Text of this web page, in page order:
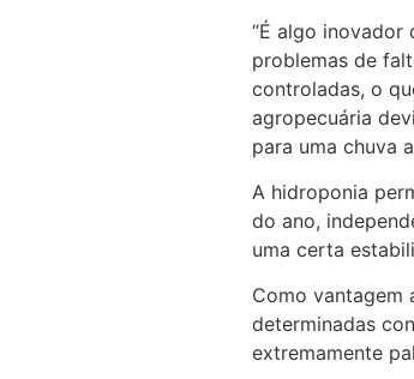
“É algo inovador
problemas de
controladas, o
agropecuária
para uma chuva
A hidroponia
do ano,
uma certa
Como vantagem
determinadas
extremamente